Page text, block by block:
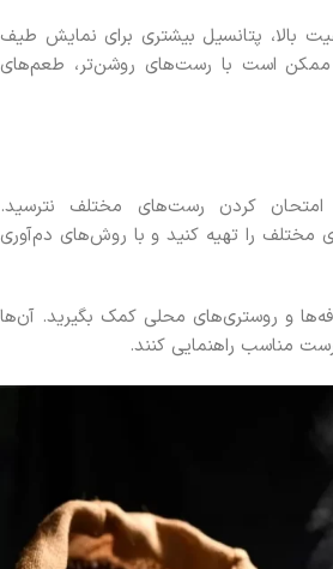
بالا، پتانسیل بیشتری برای نمایش طیف
ممکن است با رست‌های روشن‌تر، طعم‌های
امتحان کردن رست‌های مختلف نترسید.
را تهیه کنید و با روش‌های دم‌آوری
و روستری‌های محلی کمک بگیرید. آن‌ها
مناسب راهنمایی کنند.